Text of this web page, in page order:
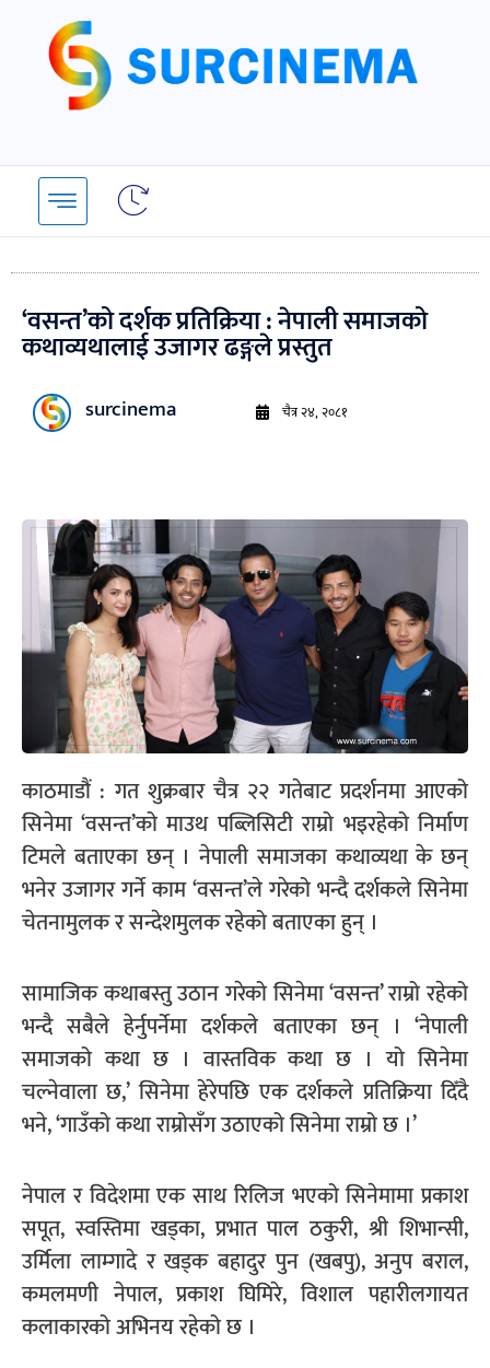
content
‘वसन्त’को दर्शक प्रतिक्रिया : नेपाली समाजको
कथाव्यथालाई उजागर ढङ्गले प्रस्तुत
surcinema चैत्र २४, २०८१
काठमाडौं : गत शुक्रबार चैत्र २२ गतेबाट प्रदर्शनमा आएको
सिनेमा ‘वसन्त’को माउथ पब्लिसिटी राम्रो भइरहेको निर्माण
टिमले बताएका छन् । नेपाली समाजका कथाव्यथा के छन्
भनेर उजागर गर्ने काम ‘वसन्त’ले गरेको भन्दै दर्शकले सिनेमा
चेतनामुलक र सन्देशमुलक रहेको बताएका हुन् ।
सामाजिक कथाबस्तु उठान गरेको सिनेमा ‘वसन्त’ राम्रो रहेको
भन्दै सबैले हेर्नुपर्नेमा दर्शकले बताएका छन् । ‘नेपाली
समाजको कथा छ । वास्तविक कथा छ । यो सिनेमा
चल्नेवाला छ,’ सिनेमा हेरेपछि एक दर्शकले प्रतिक्रिया दिँदै
भने, ‘गाउँको कथा राम्रोसँग उठाएको सिनेमा राम्रो छ ।’
नेपाल र विदेशमा एक साथ रिलिज भएको सिनेमामा प्रकाश
सपूत, स्वस्तिमा खड्का, प्रभात पाल ठकुरी, श्री शिभान्सी,
उर्मिला लाम्गादे र खड्क बहादुर पुन (खबपु), अनुप बराल,
कमलमणी नेपाल, प्रकाश घिमिरे, विशाल पहारीलगायत
कलाकारको अभिनय रहेको छ ।